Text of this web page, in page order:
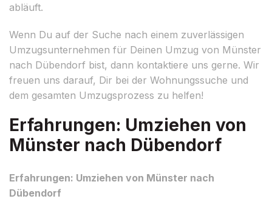
abläuft.
Wenn Du auf der Suche nach einem zuverlässigen
Umzugsunternehmen für Deinen Umzug von Münster
nach Dübendorf bist, dann kontaktiere uns gerne. Wir
freuen uns darauf, Dir bei der Wohnungssuche und
dem gesamten Umzugsprozess zu helfen!
Erfahrungen: Umziehen von
Münster nach Dübendorf
Erfahrungen: Umziehen von Münster nach
Dübendorf